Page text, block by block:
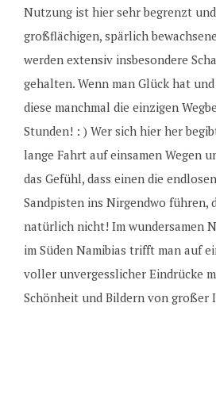
Nutzung ist hier sehr begrenzt
großflächigen, spärlich
werden extensiv insbesondere
gehalten. Wenn man Glück hat
diese manchmal die einzigen
Stunden! : ) Wer sich hier her
lange Fahrt auf einsamen Wegen
das Gefühl, dass einen die
Sandpisten ins Nirgendwo führen,
natürlich nicht! Im wundersamen
im Süden Namibias trifft man auf
voller unvergesslicher Eindrücke
Schönheit und Bildern von großer